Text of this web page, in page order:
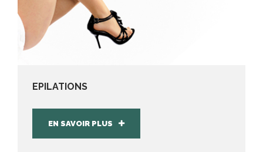
EPILATIONS
EN SAVOIR PLUS